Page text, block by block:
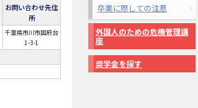
お問い合わせ先住
所
千葉県市川市国府台
1-3-1
卒業に際しての注意
外国人のための危機管理講
座
奨学金を探す